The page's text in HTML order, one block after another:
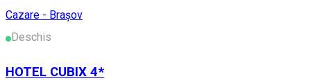
Cazare - Brașov
Deschis
HOTEL CUBIX 4*